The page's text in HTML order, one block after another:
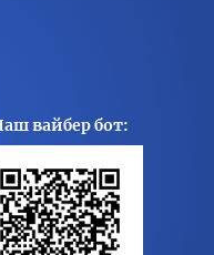
вайбер бот: